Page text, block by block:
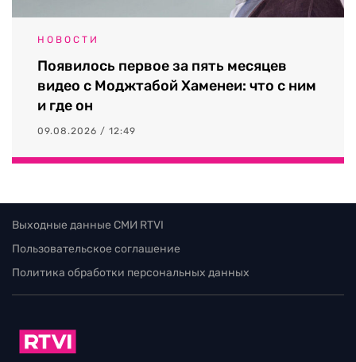
НОВОСТИ
Появилось первое за пять месяцев
видео с Моджтабой Хаменеи: что с ним
и где он
09.08.2026 / 12:49
Выходные данные СМИ RTVI
Пользовательское соглашение
Политика обработки персональных данных